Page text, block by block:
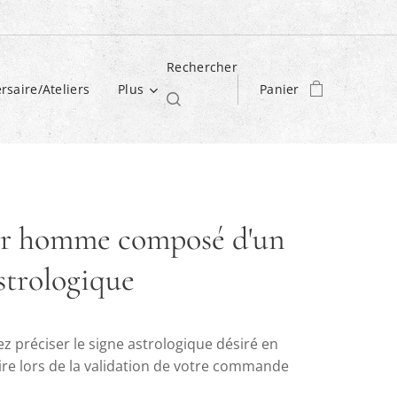
Ateliers Plus
Rechercher
Panier
homme composé d'un
préciser le signe astrologique désiré en
lors de la validation de votre commande